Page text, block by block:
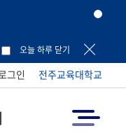
오늘 하루 닫기
그인 전주교육대학교